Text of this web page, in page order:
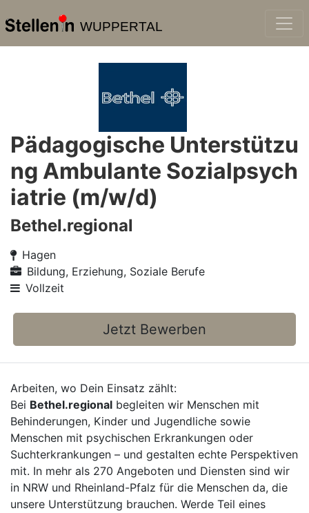
WUPPERTAL
Pädagogische Unterstützu
ng Ambulante Sozialpsych
iatrie (m/w/d)
Bethel.regional
Hagen
Bildung, Erziehung, Soziale Berufe
Vollzeit
Jetzt Bewerben
Arbeiten, wo Dein Einsatz zählt:
Bei Bethel.regional begleiten wir Menschen mit
Behinderungen, Kinder und Jugendliche sowie
Menschen mit psychischen Erkrankungen oder
Suchterkrankungen – und gestalten echte Perspektiven
mit. In mehr als 270 Angeboten und Diensten sind wir
in NRW und Rheinland-Pfalz für die Menschen da, die
unsere Unterstützung brauchen. Werde Teil eines